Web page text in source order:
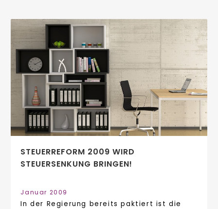
STEUERREFORM 2009 WIRD
STEUERSENKUNG BRINGEN!
Januar 2009
In der Regierung bereits paktiert ist die